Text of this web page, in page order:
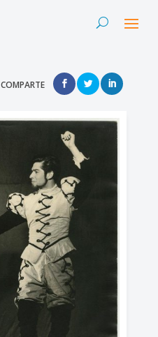
COMPARTE